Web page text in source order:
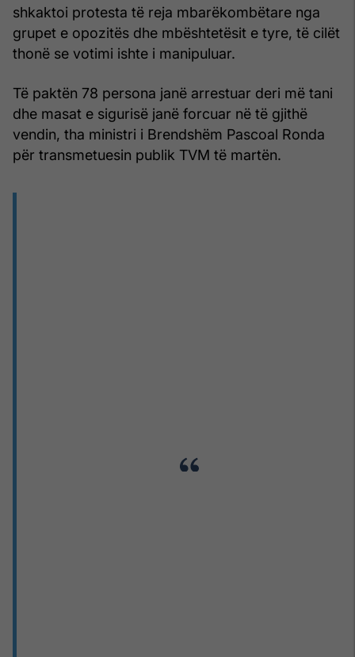
shkaktoi protesta të reja mbarëkombëtare nga
grupet e opozitës dhe mbështetësit e tyre, të cilët
thonë se votimi ishte i manipuluar.
Të paktën 78 persona janë arrestuar deri më tani
dhe masat e sigurisë janë forcuar në të gjithë
vendin, tha ministri i Brendshëm Pascoal Ronda
për transmetuesin publik TVM të martën.